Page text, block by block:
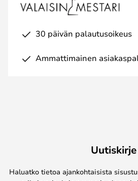
30 päivän palautusoikeus
Ammattimainen
Uutiskirje
Haluatko tietoa ajankohtaisista